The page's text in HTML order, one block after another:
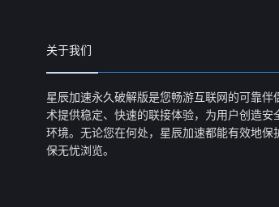
关于我们
星辰加速永久破解版是您畅游互联网的可靠伴
术提供稳定、快速的联接体验，为用户创造安
环境。无论您在何处，星辰加速都能有效地保
保无忧浏览。